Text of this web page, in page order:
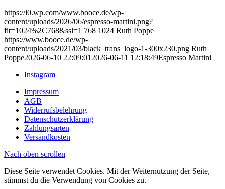
https://i0.wp.com/www.booce.de/wp-
content/uploads/2026/06/espresso-martini.png?
fit=1024%2C768&ssl=1 768 1024 Ruth Poppe
https://www.booce.de/wp-
content/uploads/2021/03/black_trans_logo-1-300x230.png Ruth
Poppe2026-06-10 22:09:01 2026-06-11 12:18:49Espresso Martini
Instagram
Impressum
AGB
Widerrufsbelehrung
Datenschutzerklärung
Zahlungsarten
Versandkosten
Nach oben scrollen
Diese Seite verwendet Cookies. Mit der Weiternutzung der Seite,
stimmst du die Verwendung von Cookies zu.